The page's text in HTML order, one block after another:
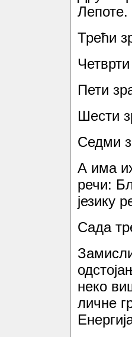
Лепоте.
Трећи
Пети
Шести
Седми
А има
речи:
језику
Сада
неко
личне